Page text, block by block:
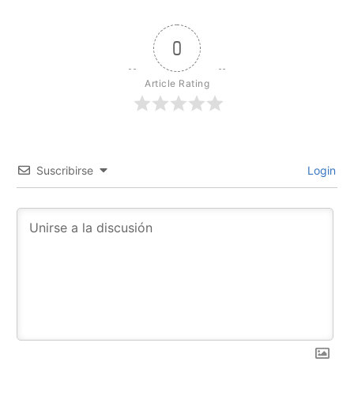
0
Article Rating
Suscribirse Login